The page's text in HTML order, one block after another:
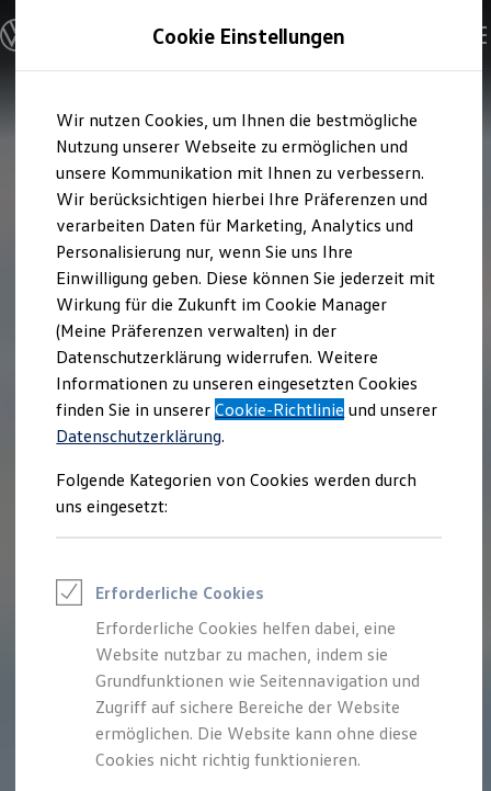
Hauptinhalt
springen
Footer
springen
Modelle und Konfigurator
Konfigurator
Modelle vergleichen
Elektroautos
ENERGY Sondermodelle
Nutzfahrzeuge
SUV und CUV
Familienautos
Kombis
Kompaktwagen
Sportwagen
Schnell verfügbare Fahrzeuge
Angebote und Produkte
Aktuelle Angebote
E-Auto-Förderung
Volkswagen Marktplatz
Die ENERGY Sondermodelle
Junge Gebrauchtwagen und Gebrauchtwagen
Volkswagen Zertifizierte Gebrauchtwagen
Elektromobilität bei Gebrauchtwagen
Saisonangebote
Reifenpakete
Leasing
Leasing-Angebote
Elektroauto Leasing
Kleinwagen-Leasing
Leasing ohne Anzahlung
Finanzierung
Autokredit mit Schlussrate
Versicherungen und Garantien
Kfz-Versicherung
Restschuldversicherungen
Garantien
Cookie Einstellungen
Wir nutzen Cookies, um Ihnen die bestmögliche
Nutzung unserer Webseite zu ermöglichen und
unsere Kommunikation mit Ihnen zu verbessern.
Wir berücksichtigen hierbei Ihre Präferenzen und
verarbeiten Daten für Marketing, Analytics und
Personalisierung nur, wenn Sie uns Ihre
Einwilligung geben. Diese können Sie jederzeit mit
Wirkung für die Zukunft im Cookie Manager
(Meine Präferenzen verwalten) in der
Datenschutzerklärung widerrufen. Weitere
Informationen zu unseren eingesetzten Cookies
finden Sie in unsererCookie-Richtlinie und unserer
Datenschutzerklärung.
Folgende Kategorien von Cookies werden durch
uns eingesetzt:
Erforderliche Cookies
Erforderliche Cookies helfen dabei, eine
Website nutzbar zu machen, indem sie
Grundfunktionen wie Seitennavigation und
Zugriff auf sichere Bereiche der Website
ermöglichen. Die Website kann ohne diese
Cookies nicht richtig funktionieren.